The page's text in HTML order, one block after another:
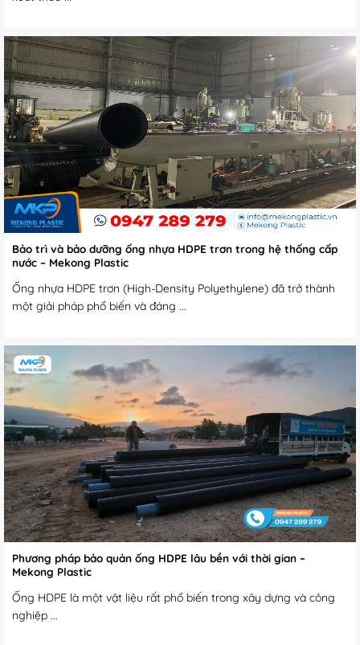
Bảo trì và bảo dưỡng ống nhựa HDPE trơn trong hệ thống cấp
nước – Mekong Plastic
Ống nhựa HDPE trơn (High-Density Polyethylene) đã trở thành
một giải pháp phổ biến và đáng ...
Phương pháp bảo quản ống HDPE lâu bền với thời gian –
Mekong Plastic
Ống HDPE là một vật liệu rất phổ biến trong xây dựng và công
nghiệp ...